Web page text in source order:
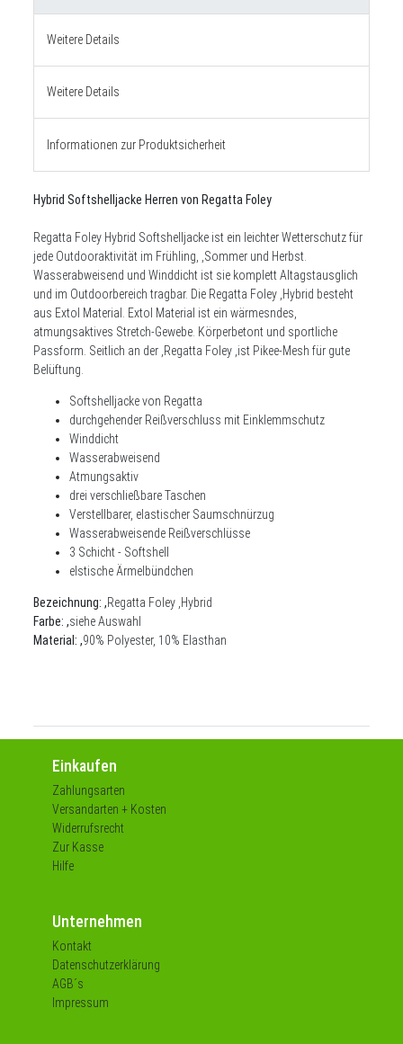
Weitere Details
Weitere Details
Informationen zur Produktsicherheit
Hybrid Softshelljacke Herren von Regatta Foley
Regatta Foley Hybrid Softshelljacke ist ein leichter Wetterschutz für
jede Outdooraktivität im Frühling, ,Sommer und Herbst.
Wasserabweisend und Winddicht ist sie komplett Altagstausglich
und im Outdoorbereich tragbar. Die Regatta Foley ,Hybrid besteht
aus Extol Material. Extol Material ist ein wärmesndes,
atmungsaktives Stretch-Gewebe. Körperbetont und sportliche
Passform. Seitlich an der ,Regatta Foley ,ist Pikee-Mesh für gute
Belüftung.
Softshelljacke von Regatta
durchgehender Reißverschluss mit Einklemmschutz
Winddicht
Wasserabweisend
Atmungsaktiv
drei verschließbare Taschen
Verstellbarer, elastischer Saumschnürzug
Wasserabweisende Reißverschlüsse
3 Schicht - Softshell
elstische Ärmelbündchen
Bezeichnung: ,Regatta Foley ,Hybrid
Farbe: ,siehe Auswahl
Material: ,90% Polyester, 10% Elasthan
Einkaufen
Zahlungsarten
Versandarten + Kosten
Widerrufsrecht
Zur Kasse
Hilfe
Unternehmen
Kontakt
Datenschutzerklärung
AGB´s
Impressum